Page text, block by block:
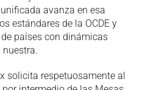
avanza en esa
estándares de la OCDE y
países con dinámicas
solicita respetuosamente al